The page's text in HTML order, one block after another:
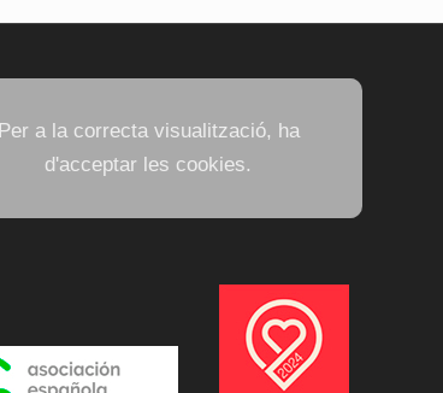
Per a la correcta visualització, ha
d'acceptar les cookies.